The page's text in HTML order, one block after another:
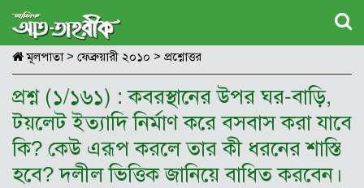
মূলপাতা> ফেব্রুয়ারী ২০১০ > প্রশ্নোত্তর
প্রশ্ন (১/১৬১) : কবরস্থানের উপর ঘর-বাড়ি,
টয়লেট ইত্যাদি নির্মাণ করে বসবাস করা যাবে
কি? কেউ এরূপ করলে তার কী ধরনের শাস্তি
হবে? দলীল ভিত্তিক জানিয়ে বাধিত করবেন।